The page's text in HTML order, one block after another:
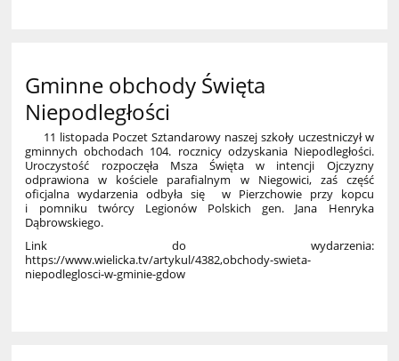
Gminne obchody Święta
Niepodległości
11 listopada Poczet Sztandarowy naszej szkoły uczestniczył w
gminnych obchodach 104. rocznicy odzyskania Niepodległości.
Uroczystość rozpoczęła Msza Święta w intencji
Ojczyzny
odprawiona w kościele parafialnym w Niegowici, zaś część
oficjalna wydarzenia odbyła się w Pierzchowie przy kopcu
i pomniku twórcy Legionów Polskich gen. Jana Henryka
Dąbrowskiego.
Link do wydarzenia:
https://www.wielicka.tv/artykul/4382,obchody-swieta-
niepodleglosci-w-gminie-gdow